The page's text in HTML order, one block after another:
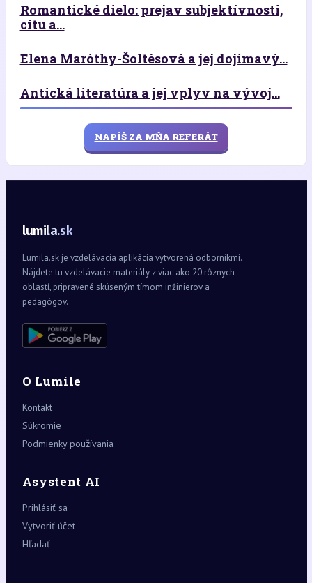
Romantické dielo: prejav subjektívnosti,
citu a...
Elena Maróthy-Šoltésová a jej dojímavý...
Antická literatúra a jej vplyv na vývoj...
NAPÍŠ ZA MŇA REFERÁT
lumila.sk
Lumila.sk je vzdelávacia aplikácia vytvorená odborníkmi.
Nájdete tu vzdelávacie materiály z viac ako 20 rôznych
oblastí, pripravené skúseným tímom inžinierov a
pedagógov.
O Lumile
Kontakt
Súkromie
Podmienky používania
Asystent AI
Prihlásiť sa
Vytvoriť účet
Hľadať